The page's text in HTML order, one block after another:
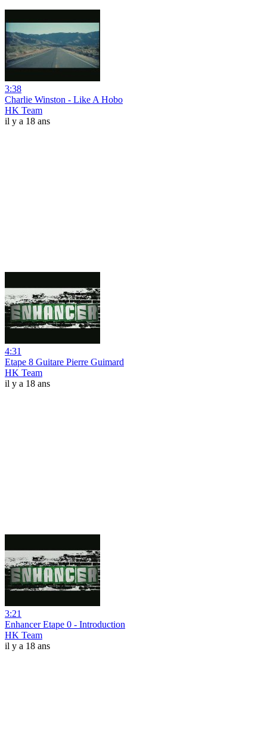
3:38
Charlie Winston - Like A Hobo
HK Team
il y a 18 ans
4:31
Etape 8 Guitare Pierre Guimard
HK Team
il y a 18 ans
3:21
Enhancer Etape 0 - Introduction
HK Team
il y a 18 ans